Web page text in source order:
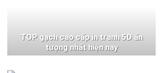
TOP gạch cao cấp in tranh 5D ấn
tượng nhất hiện nay